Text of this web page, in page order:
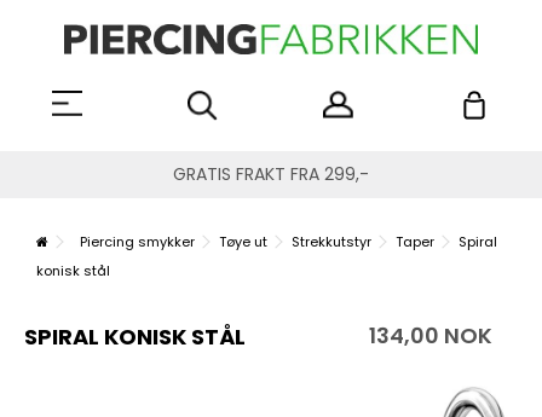
GRATIS FRAKT FRA 299,-
Piercing smykker Tøye ut Strekkutstyr Taper
Spiral
konisk stål
SPIRAL KONISK STÅL 134,00 NOK